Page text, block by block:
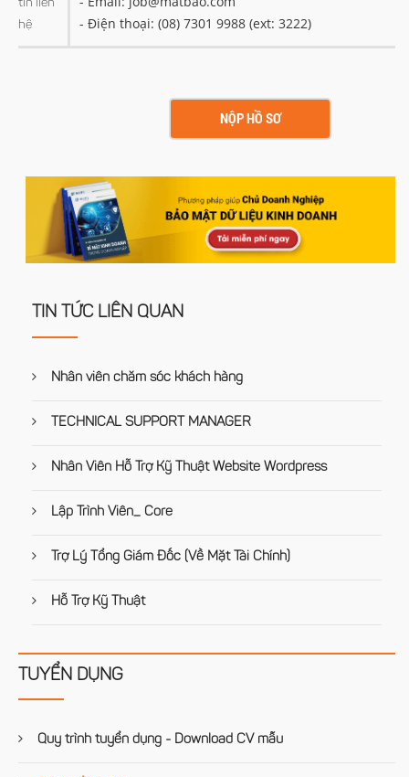
tin liên
hệ
- Điện thoại: (08) 7301 9988 (ext: 3222)
NỘP HỒ SƠ
TIN TỨC LIÊN QUAN
Nhân viên chăm sóc khách hàng
TECHNICAL SUPPORT MANAGER
Nhân Viên Hỗ Trợ Kỹ Thuật Website Wordpress
Lập Trình Viên_ Core
Trợ Lý Tổng Giám Đốc (Về Mặt Tài Chính)
Hỗ Trợ Kỹ Thuật
TUYỂN DỤNG
Quy trình tuyển dụng - Download CV mẫu